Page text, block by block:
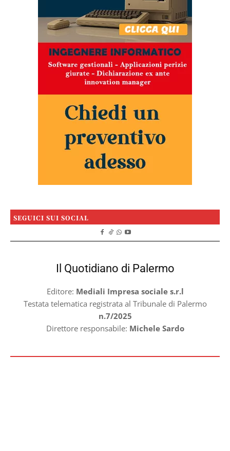
SEGUICI SUI SOCIAL
Il Quotidiano di Palermo
Editore: Mediali Impresa sociale s.r.l
Testata telematica registrata al Tribunale di Palermo
n.7/2025
Direttore responsabile: Michele Sardo